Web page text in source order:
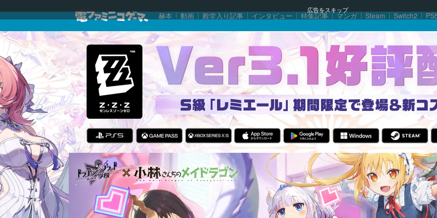
広告をスキップ
赫本 動画 殿堂入り記事 インタビュー 特集記事 マンガ Steam Switch2